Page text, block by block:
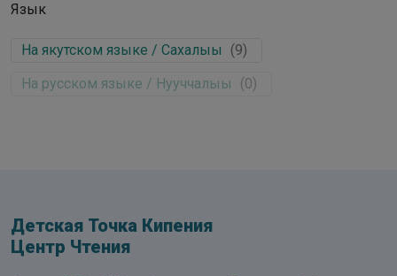
Язык
На якутском языке / Сахалыы (9)
На русском языке / Нууччалыы
(0)
Детская Точка Кипения
Центр Чтения